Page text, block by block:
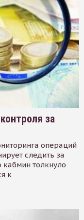
за
операций
следить за
кабмин толкнуло
к